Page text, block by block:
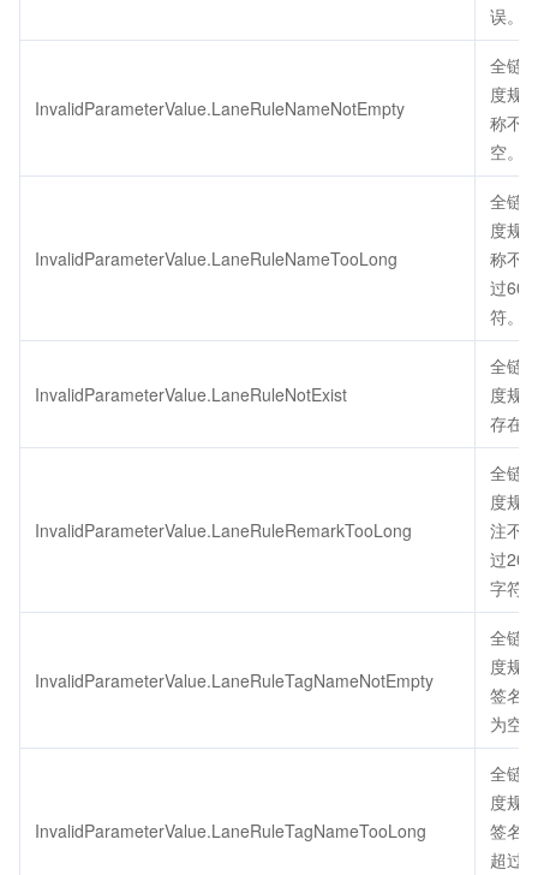
误。
InvalidParameterValue.LaneRuleNameNotEmpty
全链
度规
称不
空。
InvalidParameterValue.LaneRuleNameTooLong
全链
度规
称不
过60
符。
InvalidParameterValue.LaneRuleNotExist
全链
度规
存在
InvalidParameterValue.LaneRuleRemarkTooLong
全链
度规
注不
过
字符
InvalidParameterValue.LaneRuleTagNameNotEmpty
全链
度规
签名
为空
InvalidParameterValue.LaneRuleTagNameTooLong
全链
度规
签名
超过